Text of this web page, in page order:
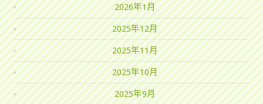
2026年1月
2025年12月
2025年11月
2025年10月
2025年9月